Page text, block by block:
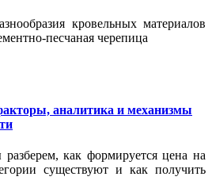
кровельных материалов
песчаная черепица
аналитика и механизмы
как формируется цена на
существуют и как получить